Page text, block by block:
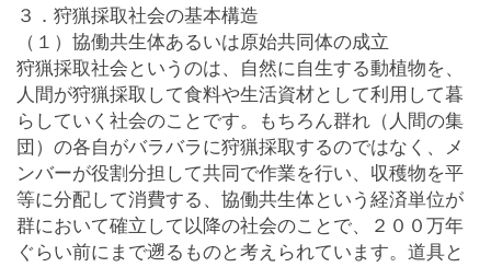
３．狩猟採取社会の基本構造
（１）協働共生体あるいは原始共同体の成立
狩猟採取社会というのは、自然に自生する動植物を、
人間が狩猟採取して食料や生活資材として利用して暮
らしていく社会のことです。もちろん群れ（人間の集
団）の各自がバラバラに狩猟採取するのではなく、メ
ンバーが役割分担して共同で作業を行い、収穫物を平
等に分配して消費する、協働共生体という経済単位が
群において確立して以降の社会のことで、２００万年
ぐらい前にまで遡るものと考えられています。道具と